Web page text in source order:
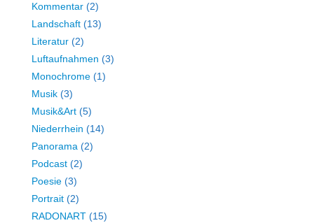
Kommentar (2)
Landschaft (13)
Literatur (2)
Luftaufnahmen (3)
Monochrome (1)
Musik (3)
Musik&Art (5)
Niederrhein (14)
Panorama (2)
Podcast (2)
Poesie (3)
Portrait (2)
RADONART (15)